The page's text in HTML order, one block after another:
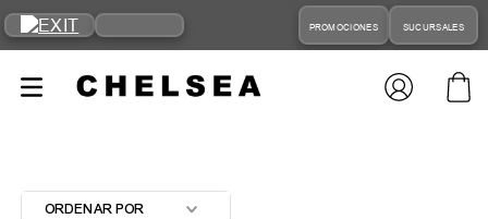
PROMOCIONES SUCURSALES
ORDENAR POR